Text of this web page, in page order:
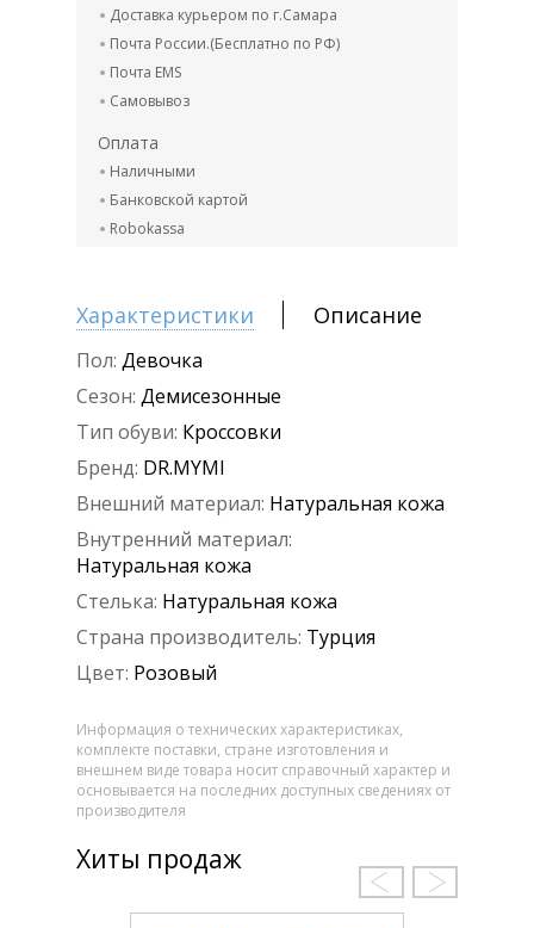
Доставка курьером по г.Самара
Почта России.(Бесплатно по РФ)
Почта EMS
Самовывоз
Оплата
Наличными
Банковской картой
Robokassa
Характеристики Описание
Пол: Девочка
Сезон: Демисезонные
Тип обуви: Кроссовки
Бренд: DR.MYMI
Внешний материал: Натуральная кожа
Внутренний материал:
Натуральная кожа
Стелька: Натуральная кожа
Страна производитель: Турция
Цвет: Розовый
Информация о технических характеристиках,
комплекте поставки, стране изготовления и
внешнем виде товара носит справочный характер и
основывается на последних доступных сведениях от
производителя
Хиты продаж